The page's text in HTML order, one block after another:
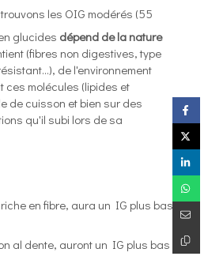
les OIG modérés (55
glucides dépend de la nature
(fibres non digestives, type
de l'environnement
ces molécules (lipides et
de cuisson et bien sur des
qu'il subi lors de sa
en fibre, aura un IG plus bas
al dente, auront un IG plus bas